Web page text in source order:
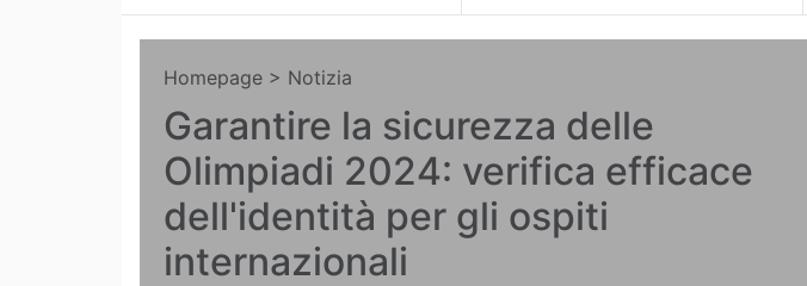
Homepage > Notizia
Garantire la sicurezza delle
Olimpiadi 2024: verifica efficace
dell'identità per gli ospiti
internazionali